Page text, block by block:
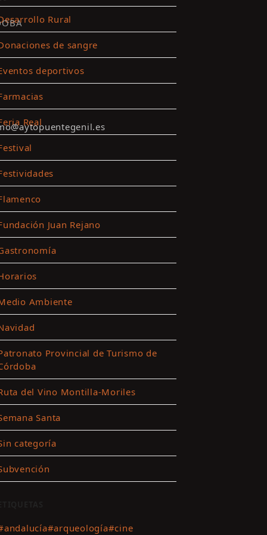
Rural
de sangre
deportivos
Real
Juan Rejano
Ambiente
Provincial de Turismo de
del Vino Montilla-Moriles
Santa
categoría
#arqueología#cine